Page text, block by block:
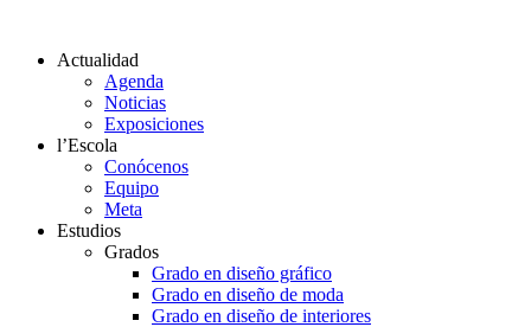
Actualidad
Agenda
Noticias
Exposiciones
l’Escola
Conócenos
Equipo
Meta
Estudios
Grados
Grado en diseño gráfico
Grado en diseño de moda
Grado en diseño de interiores